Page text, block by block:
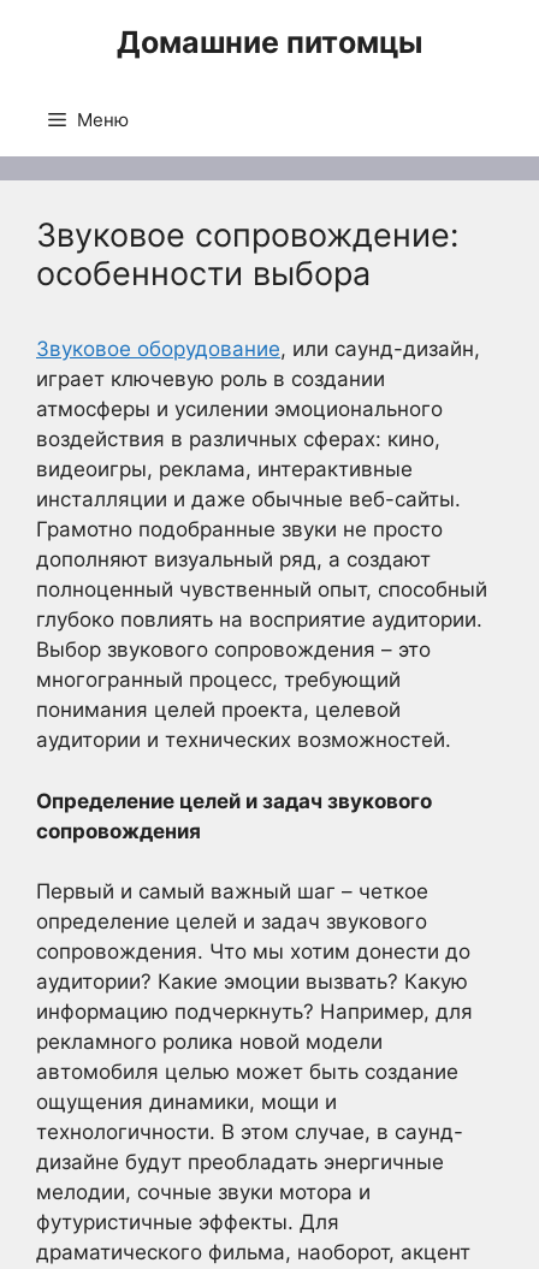
Домашние питомцы
Меню
Звуковое сопровождение:
особенности выбора
Звуковое оборудование, или саунд-дизайн,
играет ключевую роль в создании
атмосферы и усилении эмоционального
воздействия в различных сферах: кино,
видеоигры, реклама, интерактивные
инсталляции и даже обычные веб-сайты.
Грамотно подобранные звуки не просто
дополняют визуальный ряд, а создают
полноценный чувственный опыт, способный
глубоко повлиять на восприятие аудитории.
Выбор звукового сопровождения – это
многогранный процесс, требующий
понимания целей проекта, целевой
аудитории и технических возможностей.
Определение целей и задач звукового
сопровождения
Первый и самый важный шаг – четкое
определение целей и задач звукового
сопровождения. Что мы хотим донести до
аудитории? Какие эмоции вызвать? Какую
информацию подчеркнуть? Например, для
рекламного ролика новой модели
автомобиля целью может быть создание
ощущения динамики, мощи и
технологичности. В этом случае, в саунд-
дизайне будут преобладать энергичные
мелодии, сочные звуки мотора и
футуристичные эффекты. Для
драматического фильма, наоборот, акцент